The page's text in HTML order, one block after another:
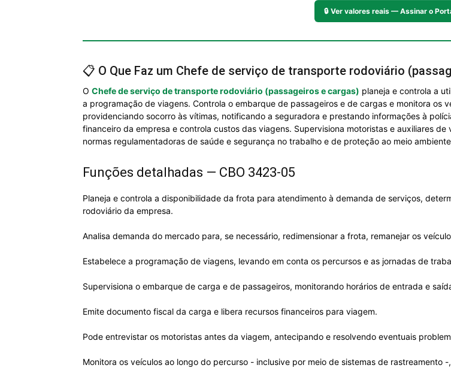
🔒 Ver valores reais — Assinar o
📋 O Que Faz um Chefe de serviço de transporte rodoviário
O Chefe de serviço de transporte rodoviário (passageiros e cargas) planeja e controla a
a programação de viagens. Controla o embarque de passageiros e de cargas e monitora os
providenciando socorro às vítimas, notificando a seguradora e prestando informações à
financeiro da empresa e controla custos das viagens. Supervisiona motoristas e auxiliares
normas regulamentadoras de saúde e segurança no trabalho e de proteção ao meio
Funções detalhadas — CBO 3423-05
Planeja e controla a disponibilidade da frota para atendimento à demanda de serviços,
rodoviário da empresa.
Analisa demanda do mercado para, se necessário, redimensionar a frota, remanejar os
Estabelece a programação de viagens, levando em conta os percursos e as jornadas de
Supervisiona o embarque de carga e de passageiros, monitorando horários de entrada e
Emite documento fiscal da carga e libera recursos financeiros para viagem.
Pode entrevistar os motoristas antes da viagem, antecipando e resolvendo eventuais
Monitora os veículos ao longo do percurso - inclusive por meio de sistemas de rastreamento